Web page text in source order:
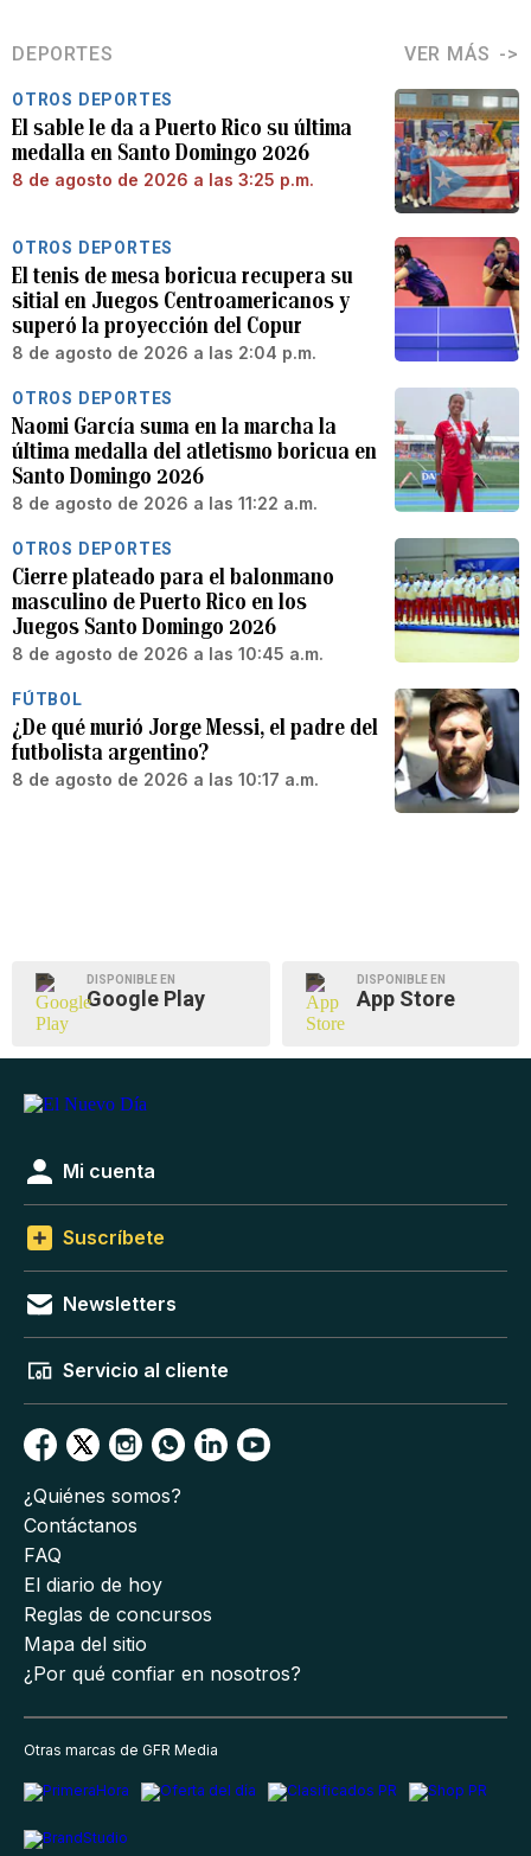
DEPORTES VER MÁS
OTROS DEPORTES
El sable le da a Puerto Rico su última
medalla en Santo Domingo 2026
8 de agosto de 2026 a las 3:25 p.m.
OTROS DEPORTES
El tenis de mesa boricua recupera su
sitial en Juegos Centroamericanos y
superó la proyección del Copur
8 de agosto de 2026 a las 2:04 p.m.
OTROS DEPORTES
Naomi García suma en la marcha la
última medalla del atletismo boricua en
Santo Domingo 2026
8 de agosto de 2026 a las 11:22 a.m.
OTROS DEPORTES
Cierre plateado para el balonmano
masculino de Puerto Rico en los
Juegos Santo Domingo 2026
8 de agosto de 2026 a las 10:45 a.m.
FÚTBOL
¿De qué murió Jorge Messi, el padre del
futbolista argentino?
8 de agosto de 2026 a las 10:17 a.m.
DISPONIBLE EN
Google Play
DISPONIBLE EN
App Store
Mi cuenta
Suscríbete
Newsletters
Servicio al cliente
¿Quiénes somos?
Contáctanos
FAQ
El diario de hoy
Reglas de concursos
Mapa del sitio
¿Por qué confiar en nosotros?
Otras marcas de GFR Media